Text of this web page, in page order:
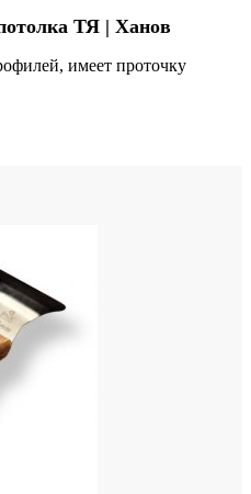
ТЯ | Ханов
имеет проточку